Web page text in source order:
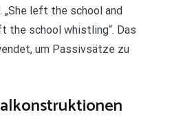
„She left the school and
the school whistling“. Das
um Passivsätze zu